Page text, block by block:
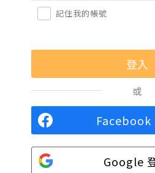
記住我的帳號
或
Facebook
Google